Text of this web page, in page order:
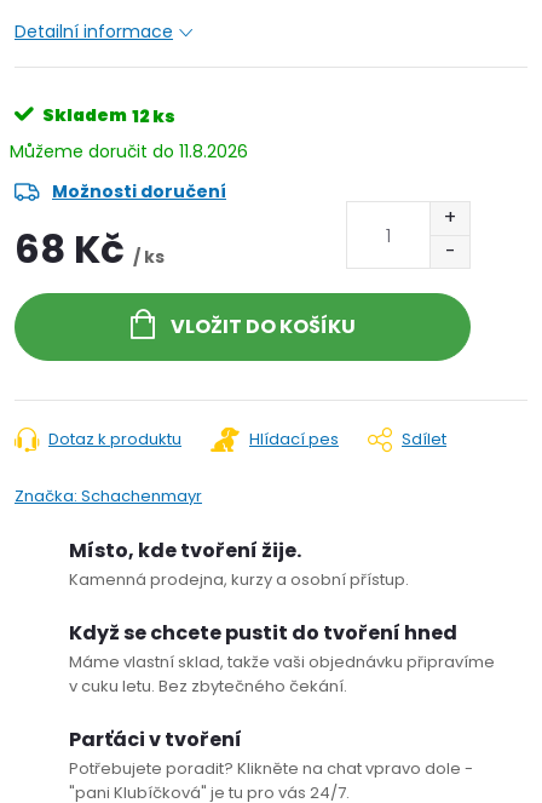
Detailní informace
Skladem 12 ks
11.8.2026
Možnosti doručení
68 Kč / ks
VLOŽIT DO KOŠÍKU
Dotaz k produktu Hlídací pes Sdílet
Značka: Schachenmayr
Místo, kde tvoření žije.
Kamenná prodejna, kurzy a osobní přístup.
Když se chcete pustit do tvoření hned
Máme vlastní sklad, takže vaši objednávku připravíme
v cuku letu. Bez zbytečného čekání.
Parťáci v tvoření
Potřebujete poradit? Klikněte na chat vpravo dole -
"pani Klubíčková" je tu pro vás 24/7.